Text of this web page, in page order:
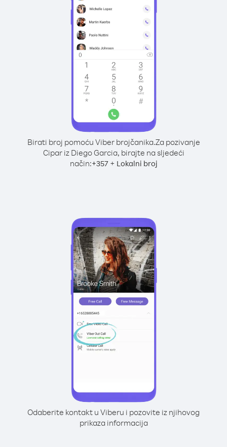
Birati broj pomoću Viber brojčanika.Za pozivanje
Cipar iz Diego Garcia, birajte na sljedeći
način:+357+ Lokalni broj
Odaberite kontakt u Viberu i pozovite iz njihovog
prikaza informacija